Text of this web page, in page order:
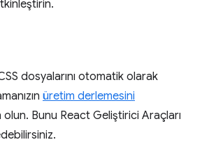
dosyalarını otomatik olarak
üretim derlemesini
olun. Bunu React Geliştirici Araçları